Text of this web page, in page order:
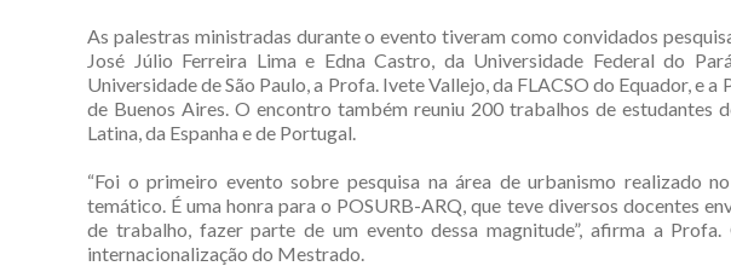
As palestras ministradas durante o evento tiveram como convidados
José Júlio Ferreira Lima e Edna Castro, da Universidade Federal do
Universidade de São Paulo, a Profa. Ivete Vallejo, da FLACSO do Equador, e
de Buenos Aires. O encontro também reuniu 200 trabalhos de estudantes
Latina, da Espanha e de Portugal.
“Foi o primeiro evento sobre pesquisa na área de urbanismo realizado
temático. É uma honra para o POSURB-ARQ, que teve diversos docentes
de trabalho, fazer parte de um evento dessa magnitude”, afirma a
internacionalização do Mestrado.